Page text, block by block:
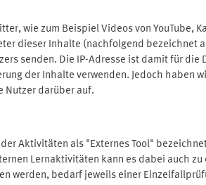
wie zum Beispiel Videos von YouTube,
dieser Inhalte (nachfolgend bezeichnet
senden. Die IP-Adresse ist damit für
der Inhalte verwenden. Jedoch haben
Nutzer darüber auf.
Aktivitäten als "Externes Tool"
Lernaktivitäten kann es dabei auch
werden, bedarf jeweils einer